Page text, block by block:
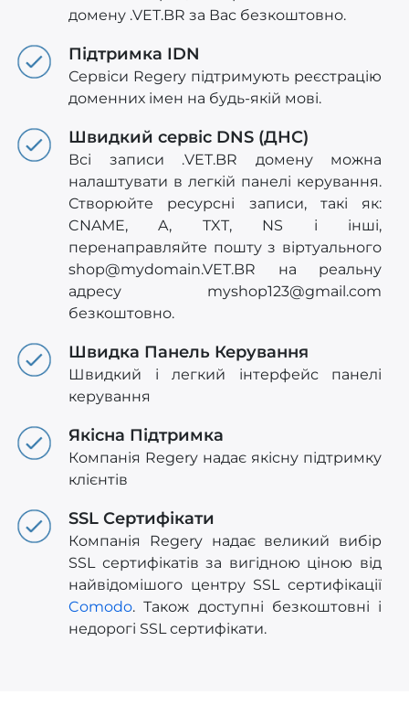
домену .VET.BR за Вас безкоштовно.
Підтримка IDN
Сервіси Regery підтримують реєстрацію
доменних імен на будь-якій мові.
Швидкий сервіс DNS (ДНС)
Всі записи .VET.BR домену можна
налаштувати в легкій панелі керування.
Створюйте ресурсні записи, такі як:
CNAME, A, TXT, NS і інші,
перенаправляйте пошту з віртуального
shop@mydomain.VET.BR на реальну
адресу myshop123@gmail.com
безкоштовно.
Швидка Панель Керування
Швидкий і легкий інтерфейс панелі
керування
Якісна Підтримка
Компанія Regery надає якісну підтримку
клієнтів
SSL Сертифікати
Компанія Regery надає великий вибір
SSL сертифікатів за вигідною ціною від
найвідомішого центру SSL сертифікації
Comodo. Також доступні безкоштовні і
недорогі SSL сертифікати.